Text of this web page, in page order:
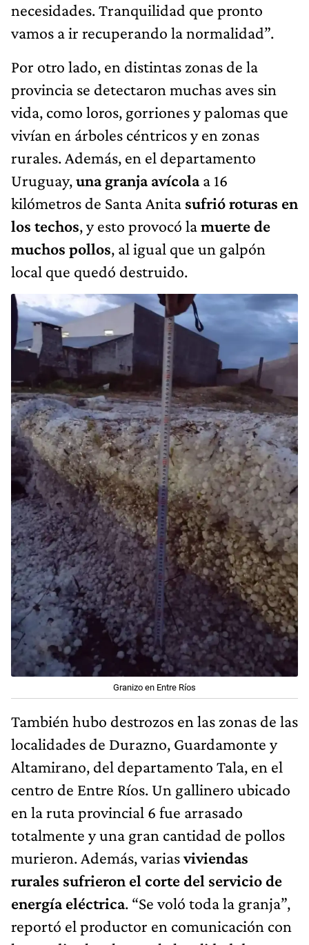
necesidades. Tranquilidad que pronto
vamos a ir recuperando la normalidad”.
Por otro lado, en distintas zonas de la
provincia se detectaron muchas aves sin
vida, como loros, gorriones y palomas que
vivían en árboles céntricos y en zonas
rurales. Además, en el departamento
Uruguay,una granja avícolaa 16
kilómetros de Santa Anita sufrió roturas en
los techos, y esto provocó lamuerte de
muchos pollos, al igual que un galpón
local que quedó destruido.
Granizo en Entre Ríos
También hubo destrozos en las zonas de las
localidades de Durazno, Guardamonte y
Altamirano, del departamento Tala, en el
centro de Entre Ríos. Un gallinero ubicado
en la ruta provincial 6 fue arrasado
totalmente y una gran cantidad de pollos
murieron. Además, variasviviendas
rurales sufrieron el corte del servicio de
energía eléctrica. “Se voló toda la granja”,
reportó el productor en comunicación con